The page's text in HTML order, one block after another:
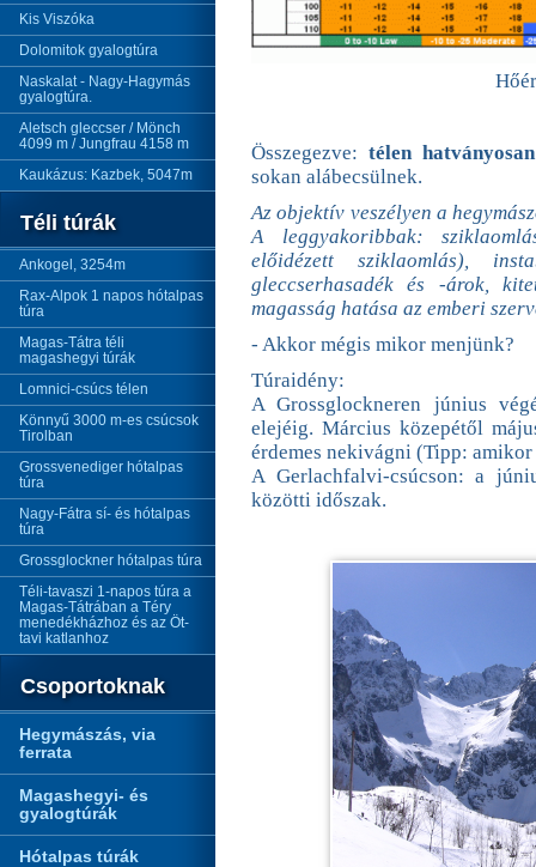
Kis Viszóka
Dolomitok gyalogtúra
Naskalat - Nagy-Hagymás
gyalogtúra.
Aletsch gleccser / Mönch
4099 m / Jungfrau 4158 m
Kaukázus: Kazbek, 5047m
Téli túrák
Ankogel, 3254m
Rax-Alpok 1 napos hótalpas
túra
Magas-Tátra téli
magashegyi túrák
Lomnici-csúcs télen
Könnyű 3000 m-es csúcsok
Tirolban
Grossvenediger hótalpas
túra
Nagy-Fátra sí- és hótalpas
túra
Grossglockner hótalpas túra
Téli-tavaszi 1-napos túra a
Magas-Tátrában a Téry
menedékházhoz és az Öt-
tavi katlanhoz
Csoportoknak
Hegymászás, via
ferrata
Magashegyi- és
gyalogtúrák
Hótalpas túrák
Összegezve: télen
sokan alábecsülnek.
Az objektív veszélyen a
A leggyakoribbak:
előidézett sziklaomlás),
gleccserhasadék és -árok,
magasság hatása az emberi
- Akkor mégis mikor menjünk?
Túraidény:
A Grossglockneren június
elejéig. Március közepétől
érdemes nekivágni (Tipp:
A Gerlachfalvi-csúcson: a
közötti időszak.